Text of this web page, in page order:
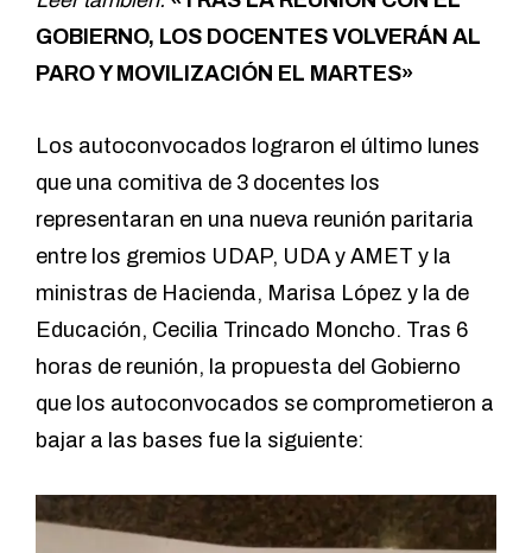
GOBIERNO, LOS DOCENTES VOLVERÁN AL
PARO Y MOVILIZACIÓN EL MARTES»
Los autoconvocados lograron el último lunes
que una comitiva de 3 docentes los
representaran en una nueva reunión paritaria
entre los gremios UDAP, UDA y AMET y la
ministras de Hacienda, Marisa López y la de
Educación, Cecilia Trincado Moncho. Tras 6
horas de reunión, la propuesta del Gobierno
que los autoconvocados se comprometieron a
bajar a las bases fue la siguiente: